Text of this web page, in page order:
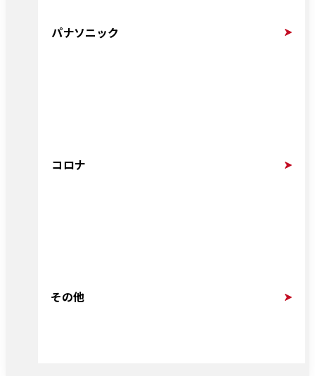
パナソニック
コロナ
その他